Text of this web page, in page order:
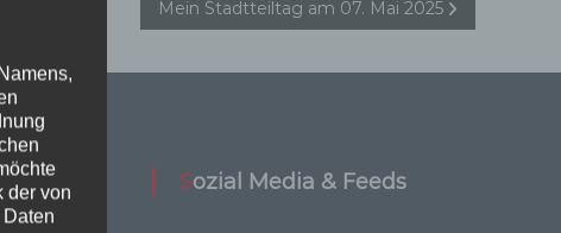
Mein Stadtteiltag am 07. Mai 2025
Sozial Media & Feeds
der von